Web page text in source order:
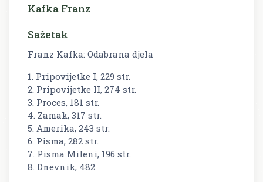
Kafka Franz
Sažetak
Franz Kafka: Odabrana djela
1. Pripovijetke I, 229 str.
2. Pripovijetke II, 274 str.
3. Proces, 181 str.
4. Zamak, 317 str.
5. Amerika, 243 str.
6. Pisma, 282 str.
7. Pisma Mileni, 196 str.
8. Dnevnik, 482